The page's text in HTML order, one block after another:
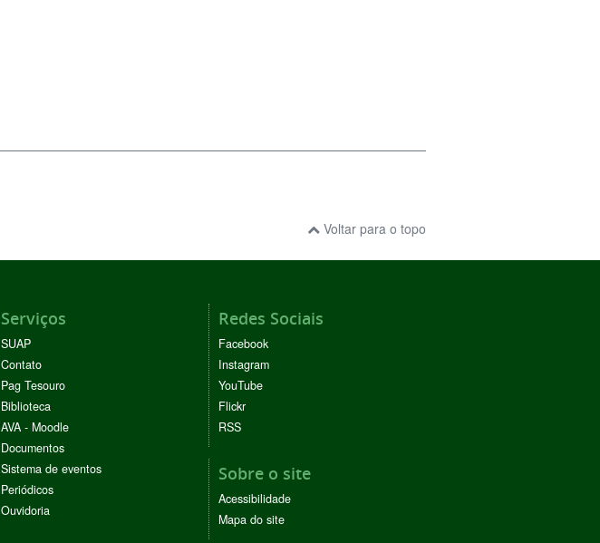
Voltar para o topo
Serviços
SUAP
Contato
Pag Tesouro
Biblioteca
AVA - Moodle
Documentos
Sistema de eventos
Periódicos
Ouvidoria
Redes Sociais
Facebook
Instagram
YouTube
Flickr
RSS
Sobre o site
Acessibilidade
Mapa do site